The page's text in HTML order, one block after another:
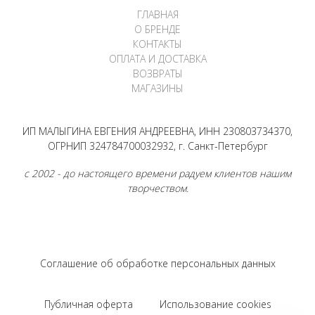
ГЛАВНАЯ
О БРЕНДЕ
КОНТАКТЫ
ОПЛАТА И ДОСТАВКА
ВОЗВРАТЫ
МАГАЗИНЫ
ИП МАЛЫГИНА ЕВГЕНИЯ АНДРЕЕВНА, ИНН 230803734370,
ОГРНИП 324784700032932, г. Санкт-Петербург
с 2002 - до настоящего времени радуем клиентов нашим
творчеством.
Соглашение об обработке персональных данных
Публичная оферта Использование cookies